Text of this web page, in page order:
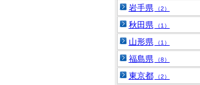
岩手県 （2）
秋田県 （1）
山形県 （1）
福島県 （8）
東京都 （2）